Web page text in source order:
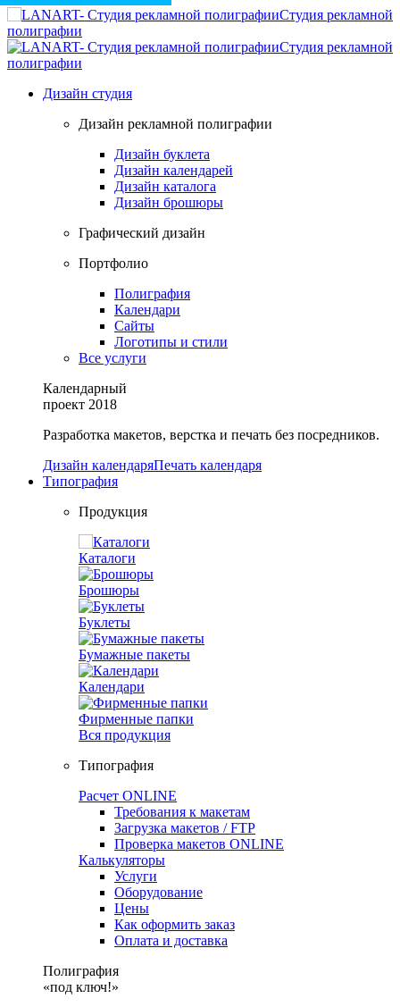
Студия рекламной
полиграфии
Студия рекламной
полиграфии
Дизайн студия
Дизайн рекламной полиграфии
Дизайн буклета
Дизайн календарей
Дизайн каталога
Дизайн брошюры
Графический дизайн
Портфолио
Полиграфия
Календари
Сайты
Логотипы и стили
Все услуги
Календарный
проект 2018
Разработка макетов, верстка и печать без посредников.
Дизайн календаряПечать календаря
Типография
Продукция
Каталоги
Брошюры
Буклеты
Бумажные пакеты
Календари
Фирменные папки
Вся продукция
Типография
Расчет ONLINE
Требования к макетам
Загрузка макетов / FTP
Проверка макетов ONLINE
Калькуляторы
Услуги
Оборудование
Цены
Как оформить заказ
Оплата и доставка
Полиграфия
«под ключ!»